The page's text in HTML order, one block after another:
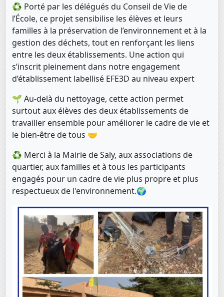
♻️ Porté par les délégués du Conseil de Vie de
l’École, ce projet sensibilise les élèves et leurs
familles à la préservation de l’environnement et à la
gestion des déchets, tout en renforçant les liens
entre les deux établissements. Une action qui
s’inscrit pleinement dans notre engagement
d’établissement labellisé EFE3D au niveau expert
🌱 Au-delà du nettoyage, cette action permet
surtout aux élèves des deux établissements de
travailler ensemble pour améliorer le cadre de vie et
le bien-être de tous 🤝
♻️ Merci à la Mairie de Saly, aux associations de
quartier, aux familles et à tous les participants
engagés pour un cadre de vie plus propre et plus
respectueux de l'environnement.🌍